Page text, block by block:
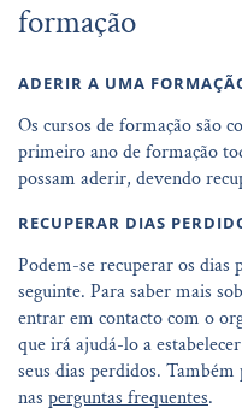
formação
ADERIR A UMA
Os cursos de formação são
primeiro ano de formação
possam aderir, devendo
RECUPERAR DIAS
Podem-se recuperar os
seguinte. Para saber mais
entrar em contacto com o
que irá ajudá-lo a
seus dias perdidos.
nas perguntas frequentes.